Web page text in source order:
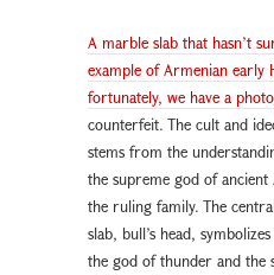
A marble slab that hasn’t
example of Armenian early
fortunately, we have a
counterfeit. The cult and
stems from the
the supreme god of
the ruling family. The
slab, bull’s head,
the god of thunder and the